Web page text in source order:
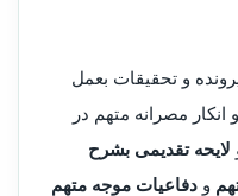
و تحقیقات بعمل
مصرانه متهم در
لایحه تقدیمی بشرح
و دفاعیات موجه متهم